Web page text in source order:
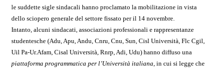
le suddette sigle sindacali hanno proclamato la mobilitazione in vista
dello sciopero generale del settore fissato per il 14 novembre.
Intanto, alcuni sindacati, associazioni professionali e rappresentanze
studentesche (Adu, Apu, Andu, Cnru, Cnu, Sun, Cisl Università, Flc Cgil,
Uil Pa-Ur.Afam, Cisal Università, Rnrp, Adi, Udu) hanno diffuso una
piattaforma programmatica per l’Università italiana , in cui si legge che